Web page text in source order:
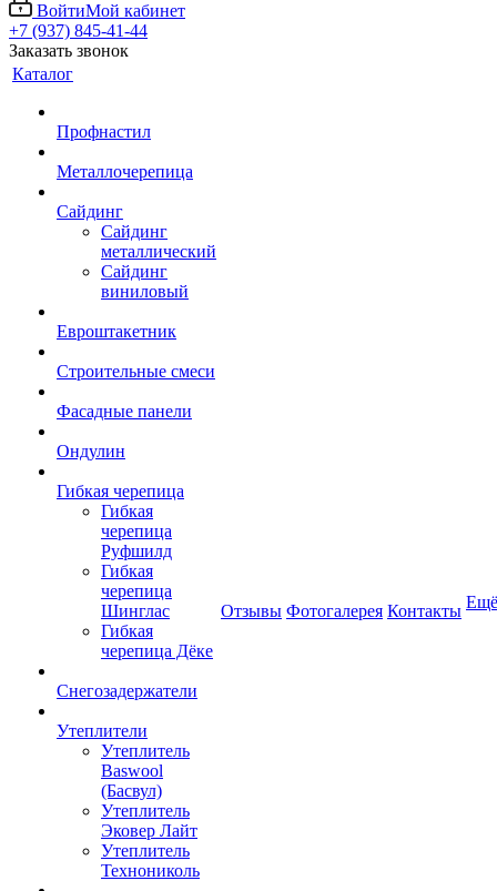
ВойтиМой кабинет
+7 (937) 845-41-44
Заказать звонок
Каталог
Профнастил
Металлочерепица
Сайдинг
Сайдинг
металлический
Сайдинг
виниловый
Евроштакетник
Строительные смеси
Фасадные панели
Ондулин
Гибкая черепица
Гибкая
черепица
Руфшилд
Гибкая
черепица
Шинглас
Гибкая
черепица Дёке
Снегозадержатели
Утеплители
Утеплитель
Baswool
(Басвул)
Утеплитель
Эковер Лайт
Утеплитель
Технониколь
Отзывы Фотогалерея Контакты Ещё